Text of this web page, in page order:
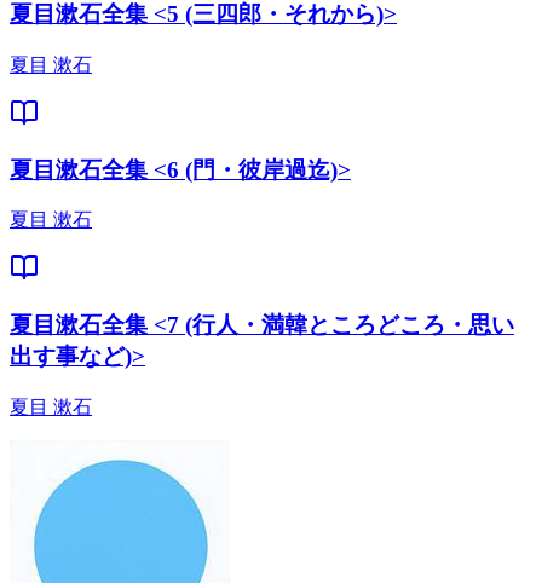
夏目漱石全集 <5 (三四郎・それから)>
夏目 漱石
夏目漱石全集 <6 (門・彼岸過迄)>
夏目 漱石
夏目漱石全集 <7 (行人・満韓ところどころ・思い
出す事など)>
夏目 漱石